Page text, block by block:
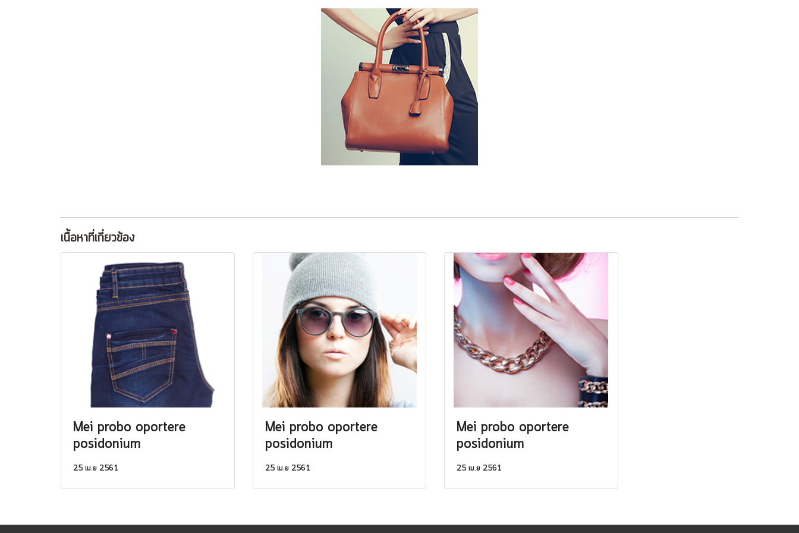
เนื้อหาที่เกี่ยวข้อง
Mei probo oportere
posidonium
25 เม.ย 2561
Mei probo oportere
posidonium
25 เม.ย 2561
Mei probo oportere
posidonium
25 เม.ย 2561